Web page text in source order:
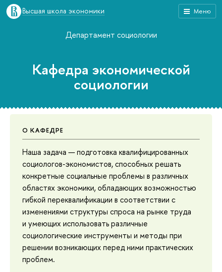
Меню
Высшая школа экономики
Департамент социологии
Кафедра экономической
социологии
О КАФЕДРЕ
Наша задача — подготовка квалифицированных
социологов-экономистов, способных решать
конкретные социальные проблемы в различных
областях экономики, обладающих возможностью
гибкой переквалификации в соответствии с
изменениями структуры спроса на рынке труда
и умеющих использовать различные
социологические инструменты и методы при
решении возникающих перед ними практических
проблем.